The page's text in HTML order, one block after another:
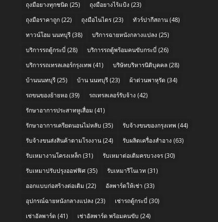
ถุงมือยางทุกชนิด (25) ถุงมือยางไร้แป้ง (23)
ถุงมือราคาถูก(22) ถุงมือไนไตร(23) ทัวร์ปากีสถาน(48)
ทาวน์โฮม นนทบุรี(38) บริการฉายหนังกลางแปลง (25)
บริการรถตู้กระบี่ (28) บริการรถตู้พร้อมคนขับกระบี่ (26)
บริการรถเทรลเลอร์กรุงเทพ (41) บริษัทบริหารนิติบุคคล(28)
บ้านนนทบุรี(25) บ้าน นนทบุรี(23) ผ้าต่วนพาหุรัด (34)
รถขนของย้ายหอ(39) รถเทรลเลอร์รับจ้าง (42)
รักษาอาการประสาทหูเสื่อม (41)
รักษาอาการเครียดนอนไม่หลับ (35) รับจ้างขนของกรุงเทพ (44)
รับจ้างขนส่งสินค้าตามโรงงาน(24) รับผลิตเครื่องสำอาง (63)
รับเหมางานโครงเหล็ก(31) รับเหมาต่อเติมครบวงจร(30)
รับเหมาปรับปรุงออฟฟิศ(35) รับเหมารีโนเวท (31)
ออกแบบก่อสร้างต่อเติม (22) อัลพาร์ดให้เช่า (33)
อุปกรณ์ฉายหนังกลางแปลง (23) เช่ารถตู้กระบี่ (30)
เช่าอัลพาร์ด (41) เช่าอัลพาร์ด พร้อมคนขับ (24)